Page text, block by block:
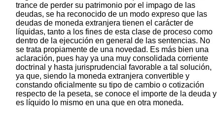
trance de perder su patrimonio por el impago de las
deudas, se ha reconocido de un modo expreso que las
deudas de moneda extranjera tienen el carácter de
líquidas, tanto a los fines de esta clase de proceso como
dentro de la ejecución en general de las sentencias. No
se trata propiamente de una novedad. Es más bien una
aclaración, pues hay ya una muy consolidada corriente
doctrinal y hasta jurisprudencial favorable a tal solución,
ya que, siendo la moneda extranjera convertible y
constando oficialmente su tipo de cambio o cotización
respecto de la peseta, se conoce el importe de la deuda y
es líquido lo mismo en una que en otra moneda.